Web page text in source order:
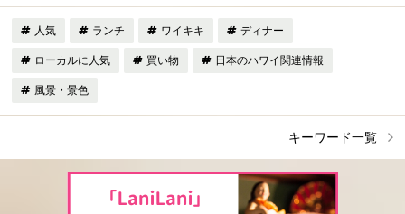
人気 ランチ ワイキキ ディナー
ローカルに人気 買い物 日本のハワイ関連情報
風景・景色
キーワード一覧